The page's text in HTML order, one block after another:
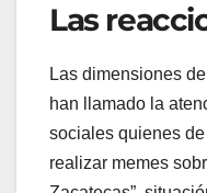
Las
Las dimensiones
han llamado la
sociales quienes
realizar memes